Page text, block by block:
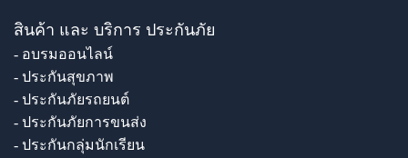
สินค้า และ บริการ ประกันภัย
- อบรมออนไลน์
- ประกันสุขภาพ
- ประกันภัยรถยนต์
- ประกันภัยการขนส่ง
- ประกันกลุ่มนักเรียน